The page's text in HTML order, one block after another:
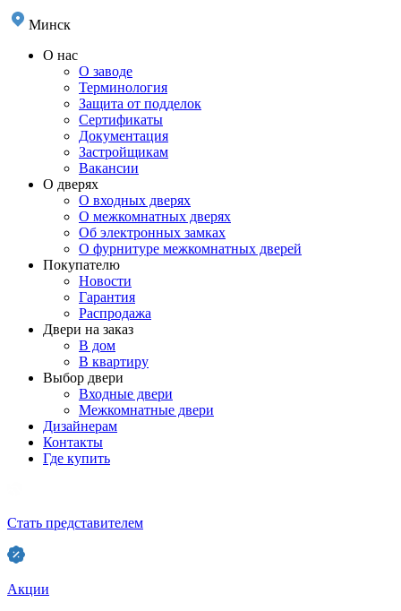
Минск
О нас
О заводе
Терминология
Защита от подделок
Сертификаты
Документация
Застройщикам
Вакансии
О дверях
О входных дверях
О межкомнатных дверях
Об электронных замках
О фурнитуре межкомнатных дверей
Покупателю
Новости
Гарантия
Распродажа
Двери на заказ
В дом
В квартиру
Выбор двери
Входные двери
Межкомнатные двери
Дизайнерам
Контакты
Где купить
Стать представителем
Акции